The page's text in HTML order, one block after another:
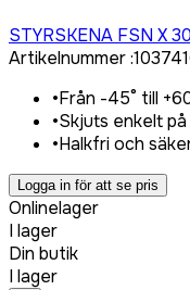
STYRSKENA FSN X
Artikelnummer:
•Från -45° till
•Skjuts enkelt på
•Halkfri och
Logga in för att se pris
Onlinelager
I lager
Din butik
I lager